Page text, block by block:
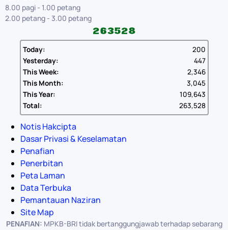
8.00 pagi - 1.00 petang
2.00 petang - 3.00 petang
Today:
200
Yesterday:
447
This Week:
2,346
This Month:
3,045
This Year:
109,643
Total:
263,528
Notis Hakcipta
Dasar Privasi & Keselamatan
Penafian
Penerbitan
Peta Laman
Data Terbuka
Pemantauan Naziran
Site Map
PENAFIAN: MPKB-BRI tidak bertanggungjawab terhadap sebarang